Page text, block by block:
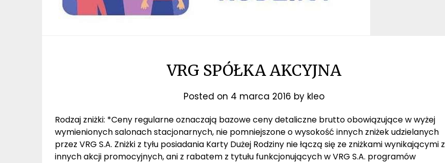
VRG SPÓŁKA AKCYJNA
Posted on 4 marca 2016 by kleo
Rodzaj zniżki: *Ceny regularne oznaczają bazowe ceny detaliczne brutto obowiązujące w wyżej
wymienionych salonach stacjonarnych, nie pomniejszone o wysokość innych zniżek udzielanych
przez VRG S.A. Zniżki z tyłu posiadania Karty Dużej Rodziny nie łączą się ze zniżkami wynikającymi z
innych akcji promocyjnych, ani z rabatem z tytułu funkcjonujących w VRG S.A. programów